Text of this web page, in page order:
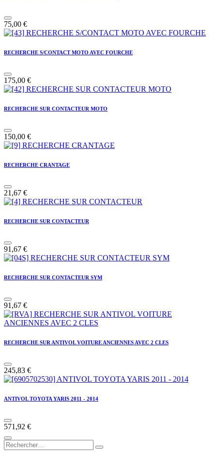
75,00 €
RECHERCHE S/CONTACT MOTO AVEC FOURCHE
175,00 €
RECHERCHE SUR CONTACTEUR MOTO
150,00 €
RECHERCHE CRANTAGE
21,67 €
RECHERCHE SUR CONTACTEUR
91,67 €
RECHERCHE SUR CONTACTEUR SYM
91,67 €
RECHERCHE SUR ANTIVOL VOITURE ANCIENNES AVEC 2 CLES
245,83 €
ANTIVOL TOYOTA YARIS 2011 - 2014
571,92 €